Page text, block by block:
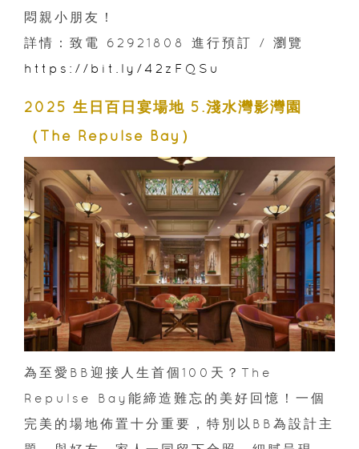
悶親小朋友！
詳情：致電 62921808 進行預訂 / 瀏覽
https://bit.ly/42zFQSu
2025 生日百日宴場地 5.淺水灣影灣園
（The Repulse Bay）
為至愛BB迎接人生首個100天？The
Repulse Bay能締造難忘的美好回憶！一個
完美的場地佈置十分重要，特別以BB為設計主